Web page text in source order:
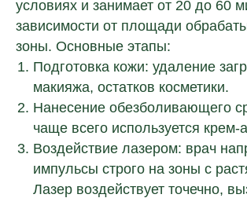
условиях и занимает от 20 до 60
зависимости от площади
зоны. Основные этапы:
Подготовка кожи: удаление
макияжа, остатков косметики.
Нанесение обезболивающего
чаще всего используется крем-
Воздействие лазером: врач
импульсы строго на зоны с
Лазер воздействует точечно,
+7
соглашаюсь с условиямиполитики
конфиденциальности
данных